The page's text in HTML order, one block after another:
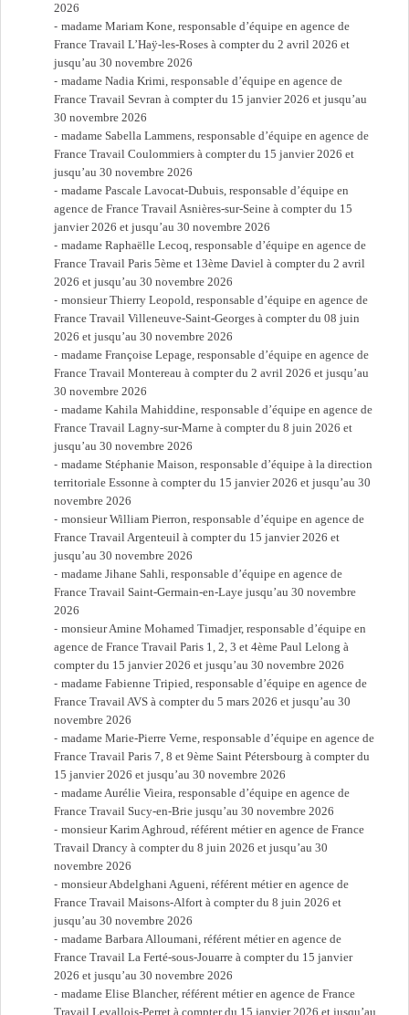
2026
madame Mariam Kone, responsable d’équipe en agence de
France Travail L’Haÿ-les-Roses à compter du 2 avril 2026 et
jusqu’au 30 novembre 2026
madame Nadia Krimi, responsable d’équipe en agence de
France Travail Sevran à compter du 15 janvier 2026 et jusqu’au
30 novembre 2026
madame Sabella Lammens, responsable d’équipe en agence de
France Travail Coulommiers à compter du 15 janvier 2026 et
jusqu’au 30 novembre 2026
madame Pascale Lavocat-Dubuis, responsable d’équipe en
agence de France Travail Asnières-sur-Seine à compter du 15
janvier 2026 et jusqu’au 30 novembre 2026
madame Raphaëlle Lecoq, responsable d’équipe en agence de
France Travail Paris 5ème et 13ème Daviel à compter du 2 avril
2026 et jusqu’au 30 novembre 2026
monsieur Thierry Leopold, responsable d’équipe en agence de
France Travail Villeneuve-Saint-Georges à compter du 08 juin
2026 et jusqu’au 30 novembre 2026
madame Françoise Lepage, responsable d’équipe en agence de
France Travail Montereau à compter du 2 avril 2026 et jusqu’au
30 novembre 2026
madame Kahila Mahiddine, responsable d’équipe en agence de
France Travail Lagny-sur-Marne à compter du 8 juin 2026 et
jusqu’au 30 novembre 2026
madame Stéphanie Maison, responsable d’équipe à la direction
territoriale Essonne à compter du 15 janvier 2026 et jusqu’au 30
novembre 2026
monsieur William Pierron, responsable d’équipe en agence de
France Travail Argenteuil à compter du 15 janvier 2026 et
jusqu’au 30 novembre 2026
madame Jihane Sahli, responsable d’équipe en agence de
France Travail Saint-Germain-en-Laye jusqu’au 30 novembre
2026
monsieur Amine Mohamed Timadjer, responsable d’équipe en
agence de France Travail Paris 1, 2, 3 et 4ème Paul Lelong à
compter du 15 janvier 2026 et jusqu’au 30 novembre 2026
madame Fabienne Tripied, responsable d’équipe en agence de
France Travail AVS à compter du 5 mars 2026 et jusqu’au 30
novembre 2026
madame Marie-Pierre Verne, responsable d’équipe en agence de
France Travail Paris 7, 8 et 9ème Saint Pétersbourg à compter du
15 janvier 2026 et jusqu’au 30 novembre 2026
madame Aurélie Vieira, responsable d’équipe en agence de
France Travail Sucy-en-Brie jusqu’au 30 novembre 2026
monsieur Karim Aghroud, référent métier en agence de France
Travail Drancy à compter du 8 juin 2026 et jusqu’au 30
novembre 2026
monsieur Abdelghani Agueni, référent métier en agence de
France Travail Maisons-Alfort à compter du 8 juin 2026 et
jusqu’au 30 novembre 2026
madame Barbara Alloumani, référent métier en agence de
France Travail La Ferté-sous-Jouarre à compter du 15 janvier
2026 et jusqu’au 30 novembre 2026
madame Elise Blancher, référent métier en agence de France
Travail Levallois-Perret à compter du 15 janvier 2026 et jusqu’au